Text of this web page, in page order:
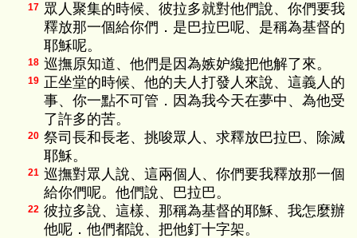
17 眾人聚集的時候、彼拉多就對他們說、你們要我
釋放那一個給你們．是巴拉巴呢、是稱為基督的
耶穌呢。
18 巡撫原知道、他們是因為嫉妒纔把他解了來。
19 正坐堂的時候、他的夫人打發人來說、這義人的
事、你一點不可管．因為我今天在夢中、為他受
了許多的苦。
20 祭司長和長老、挑唆眾人、求釋放巴拉巴、除滅
耶穌。
21 巡撫對眾人說、這兩個人、你們要我釋放那一個
給你們呢。他們說、巴拉巴。
22 彼拉多說、這樣、那稱為基督的耶穌、我怎麼辦
他呢．他們都說、把他釘十字架。